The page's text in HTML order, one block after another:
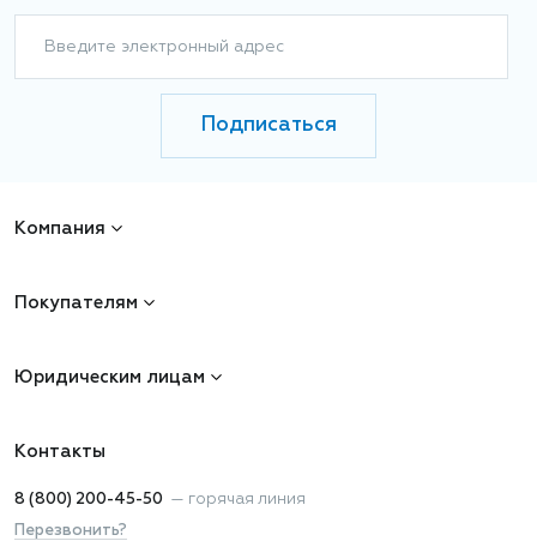
Введите электронный адрес
Подписаться
Компания
Покупателям
Юридическим лицам
Контакты
8 (800) 200-45-50 — горячая линия
Перезвонить?